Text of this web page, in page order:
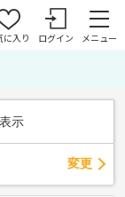
に入り ログイン メニュー
示
変更